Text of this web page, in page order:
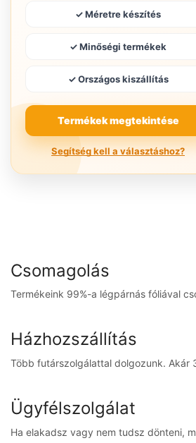
✓ Méretre készítés
✓ Minőségi termékek
✓ Országos kiszállítás
Termékek megtekintése
Segítség kell a választáshoz?
Csomagolás
Termékeink 99%-a légpárnás fóliával
Házhozszállítás
Több futárszolgálattal dolgozunk. Akár
Ügyfélszolgálat
Ha elakadsz vagy nem tudsz dönteni,